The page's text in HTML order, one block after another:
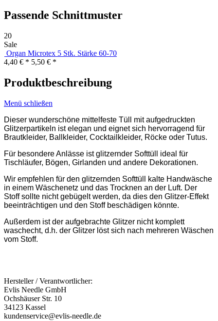
Passende Schnittmuster
20
Sale
Organ Microtex 5 Stk. Stärke 60-70
4,40 € * 5,50 € *
Produktbeschreibung
Menü schließen
Dieser wunderschöne mittelfeste Tüll mit aufgedruckten
Glitzerpartikeln ist elegan und eignet sich hervorragend für
Brautkleider, Ballkleider, Cocktailkleider, Röcke oder Tutus.
Für besondere Anlässe ist glitzernder Softtüll ideal für
Tischläufer, Bögen, Girlanden und andere Dekorationen.
Wir empfehlen für den glitzernden Softtüll kalte Handwäsche
in einem Wäschenetz und das Trocknen an der Luft. Der
Stoff sollte nicht gebügelt werden, da dies den Glitzer-Effekt
beeinträchtigen und den Stoff beschädigen könnte.
Außerdem ist der aufgebrachte Glitzer nicht komplett
waschecht, d.h. der Glitzer löst sich nach mehreren Wäschen
vom Stoff.
Hersteller / Verantwortlicher:
Evlis Needle GmbH
Ochshäuser Str. 10
34123 Kassel
kundenservice@evlis-needle.de